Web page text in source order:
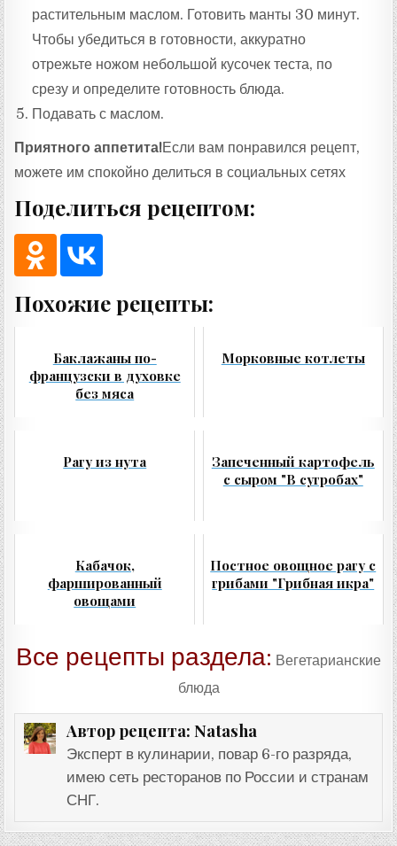
растительным маслом. Готовить манты 30 минут.
Чтобы убедиться в готовности, аккуратно
отрежьте ножом небольшой кусочек теста, по
срезу и определите готовность блюда.
Подавать с маслом.
Приятного аппетита!Если вам понравился рецепт,
можете им спокойно делиться в социальных сетях
Поделиться рецептом:
Похожие рецепты:
Баклажаны по-
французски в духовке
без мяса
Морковные котлеты
Рагу из нута
Запеченный картофель
с сыром "В сугробах"
Кабачок,
фаршированный
овощами
Постное овощное рагу с
грибами "Грибная икра"
Все рецепты раздела: Вегетарианские
блюда
Автор рецепта: Natasha
Эксперт в кулинарии, повар 6-го разряда,
имею сеть ресторанов по России и странам
СНГ.